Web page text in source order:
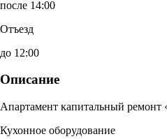
после 14:00
Отъезд
до 12:00
Описание
Апартамент капитальный ремонт
Кухонное оборудование